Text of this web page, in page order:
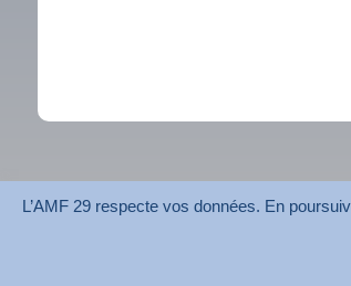
L’AMF 29 respecte vos données. En